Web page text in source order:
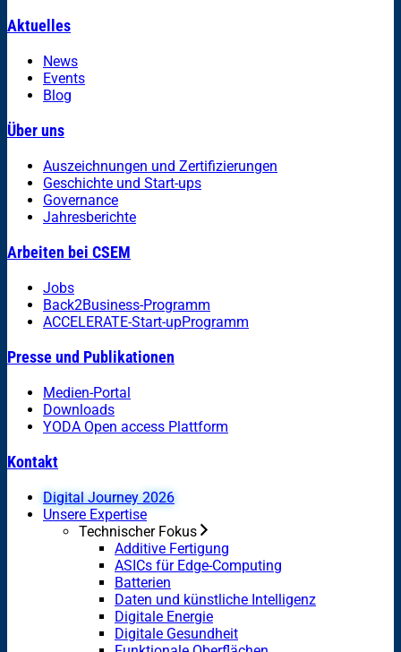
Aktuelles
News
Events
Blog
Über uns
Auszeichnungen und Zertifizierungen
Geschichte und Start-ups
Governance
Jahresberichte
Arbeiten bei CSEM
Jobs
Back2Business-Programm
ACCELERATE-Start-upProgramm
Presse und Publikationen
Medien-Portal
Downloads
YODA Open access Plattform
Kontakt
Digital Journey 2026
Unsere Expertise
Technischer Fokus
Additive Fertigung
ASICs für Edge-Computing
Batterien
Daten und künstliche Intelligenz
Digitale Energie
Digitale Gesundheit